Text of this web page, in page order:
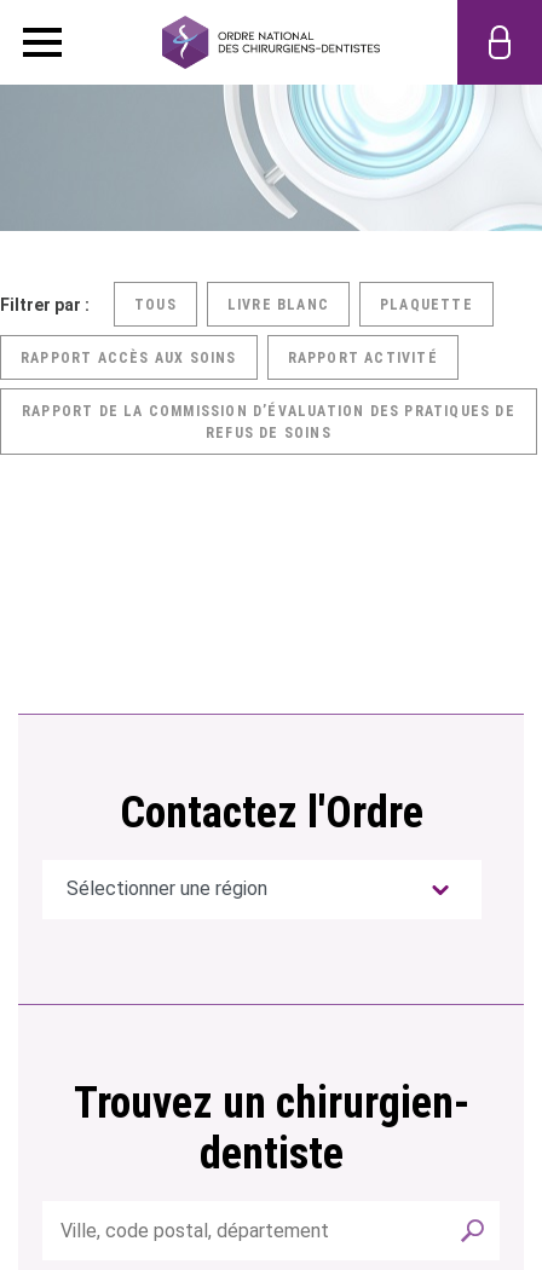
Filtrer par : TOUS LIVRE BLANC PLAQUETTE
RAPPORT ACCÈS AUX SOINS RAPPORT ACTIVITÉ
RAPPORT DE LA COMMISSION D’ÉVALUATION DES PRATIQUES DE
REFUS DE SOINS
Contactez l'Ordre
Trouvez un chirurgien-
dentiste